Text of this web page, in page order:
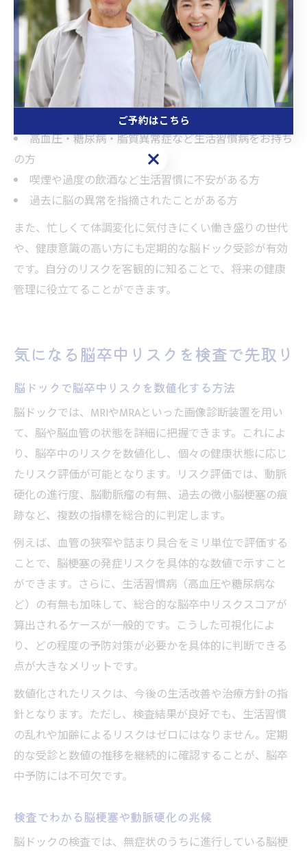
指摘されたことがある方は、血管のダメージや異常が進
行しているリスクが高いため、積極的な受診が推奨され
ます。
脳ドックを受けた方がいい人の主な特徴
40歳以上で健康診断だけでは不安を感じる方
家族に脳卒中や脳梗塞の既往歴がある方
高血圧・糖尿病・脂質異常症など生活習慣病をお持ち
の方
喫煙や過度の飲酒など生活習慣に不安がある方
過去に脳の異常を指摘されたことがある方
また、忙しくて体調変化に気付きにくい働き盛りの世代
や、健康意識の高い方にも定期的な脳ドック受診が有効
です。自分のリスクを客観的に知ることで、将来の健康
管理に役立てることができます。
気になる脳卒中リスクを検査で先取り
脳ドックで脳卒中リスクを数値化する方法
脳ドックでは、MRIやMRAといった画像診断装置を用い
て、脳や脳血管の状態を詳細に把握できます。これによ
り、脳卒中のリスクを数値化し、個々の健康状態に応じ
たリスク評価が可能となります。リスク評価では、動脈
硬化の進行度、脳動脈瘤の有無、過去の微小脳梗塞の痕
跡など、複数の指標を総合的に判定します。
例えば、血管の狭窄や詰まり具合をミリ単位で評価する
ことで、脳梗塞の発症リスクを具体的な数値で示すこと
ができます。さらに、生活習慣病（高血圧や糖尿病な
ど）の有無も加味して、総合的な脳卒中リスクスコアが
算出されるケースが一般的です。こうした可視化によ
り、どの程度の予防対策が必要かを具体的に判断できる
点が大きなメリットです。
数値化されたリスクは、今後の生活改善や治療方針の指
針となります。ただし、検査結果が良好でも、生活習慣
の乱れや加齢によるリスクはゼロにはなりません。定期
的な受診と数値の推移を継続的に確認することが、脳卒
中予防には不可欠です。
検査でわかる脳梗塞や動脈硬化の兆候
脳ドックの検査では、無症状のうちに進行している脳梗
ご予約はこちら
ご予約はこちら